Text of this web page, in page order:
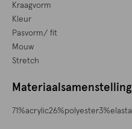
Kraagvorm
Kleur
Pasvorm/ fit
Mouw
Stretch
Materiaalsamenstelling
71%acrylic26%polyester3%elasta